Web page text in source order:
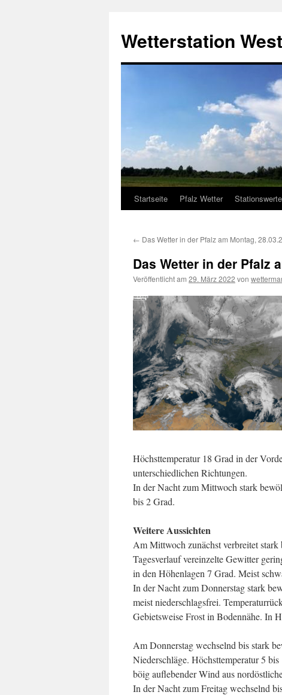
springen
Wetterstation
Startseite Pfalz Wetter Stationswerte
← Das Wetter in der Pfalz am Montag,
Das Wetter in der Pfalz
Veröffentlicht am 29. März 2022 von
Höchsttemperatur 18 Grad in der
unterschiedlichen Richtungen.
In der Nacht zum Mittwoch stark
bis 2 Grad.
Weitere Aussichten
Am Mittwoch zunächst verbreitet
Tagesverlauf vereinzelte Gewitter
in den Höhenlagen 7 Grad. Meist
In der Nacht zum Donnerstag stark
meist niederschlagsfrei.
Gebietsweise Frost in Bodennähe. In
Am Donnerstag wechselnd bis stark
Niederschläge. Höchsttemperatur 5
böig auflebender Wind aus
In der Nacht zum Freitag wechselnd